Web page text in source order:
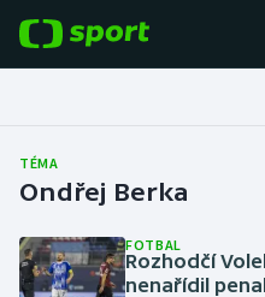
Fotbal
Tenis
TÉMA
Ondřej Berka
FOTBAL
Rozhodčí
nenařídil